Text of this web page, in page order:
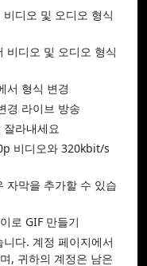
디오 및 오디오 형식
비디오 및 오디오 형식
서 형식 변경
경 라이브 방송
라내세요
비디오와 320kbit/s
자막을 추가할 수 있습
로 GIF 만들기
다. 계정 페이지에서
, 귀하의 계정은 남은